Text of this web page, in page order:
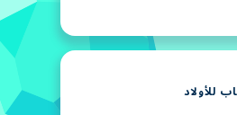
للأولاد